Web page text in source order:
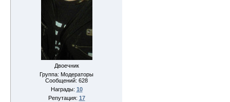
Двоечник
Группа: Модераторы
Сообщений: 628
Награды: 10
Репутация: 17